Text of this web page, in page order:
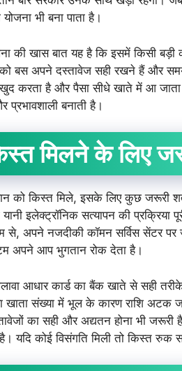
भी बना पाता है।
की खास बात यह है कि इसमें किसी
बस अपने दस्तावेज सही रखने हैं और
करता है और पैसा सीधे खाते में आ जाता
बनाती है।
मिलने के लिए
को किस्त मिले, इसके लिए कुछ जरूरी
इलेक्ट्रॉनिक सत्यापन की प्रक्रिया
से, अपने नजदीकी कॉमन सर्विस सेंटर पर
अपने आप भुगतान रोक देता है।
आधार कार्ड का बैंक खाते से सही तरीके
खाता संख्या में भूल के कारण राशि अटक
का सही और अद्यतन होना भी जरूरी
है। यदि कोई विसंगति मिली तो किस्त रुक